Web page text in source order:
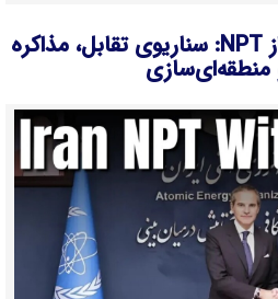
پیامدهای خروج ایران از NPT: سناریوی تقابل، مذاکره